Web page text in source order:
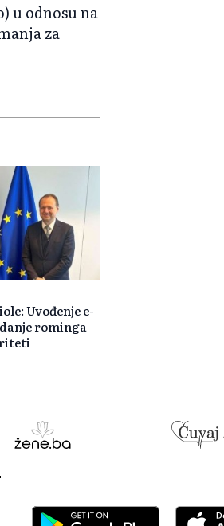
u odnosu na
za
Uvođenje e-
rominga